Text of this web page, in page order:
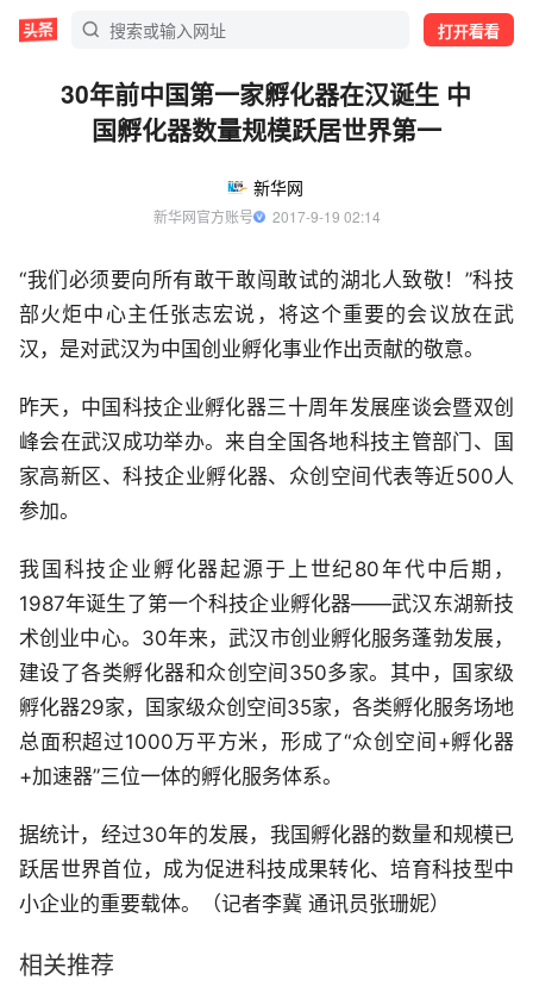
打开看看
30年前中国第一家孵化器在汉诞生 中
国孵化器数量规模跃居世界第一
新华网
新华网官方账号
  2017-9-19 02:14
“我们必须要向所有敢干敢闯敢试的湖北人致敬！”科技
部火炬中心主任张志宏说，将这个重要的会议放在武
汉，是对武汉为中国创业孵化事业作出贡献的敬意。
昨天，中国科技企业孵化器三十周年发展座谈会暨双创
峰会在武汉成功举办。来自全国各地科技主管部门、国
家高新区、科技企业孵化器、众创空间代表等近500人
参加。
我国科技企业孵化器起源于上世纪80年代中后期，
1987年诞生了第一个科技企业孵化器——武汉东湖新技
术创业中心。30年来，武汉市创业孵化服务蓬勃发展，
建设了各类孵化器和众创空间350多家。其中，国家级
孵化器29家，国家级众创空间35家，各类孵化服务场地
总面积超过1000万平方米，形成了“众创空间+孵化器
+加速器”三位一体的孵化服务体系。
据统计，经过30年的发展，我国孵化器的数量和规模已
跃居世界首位，成为促进科技成果转化、培育科技型中
小企业的重要载体。（记者李冀 通讯员张珊妮）
相关推荐